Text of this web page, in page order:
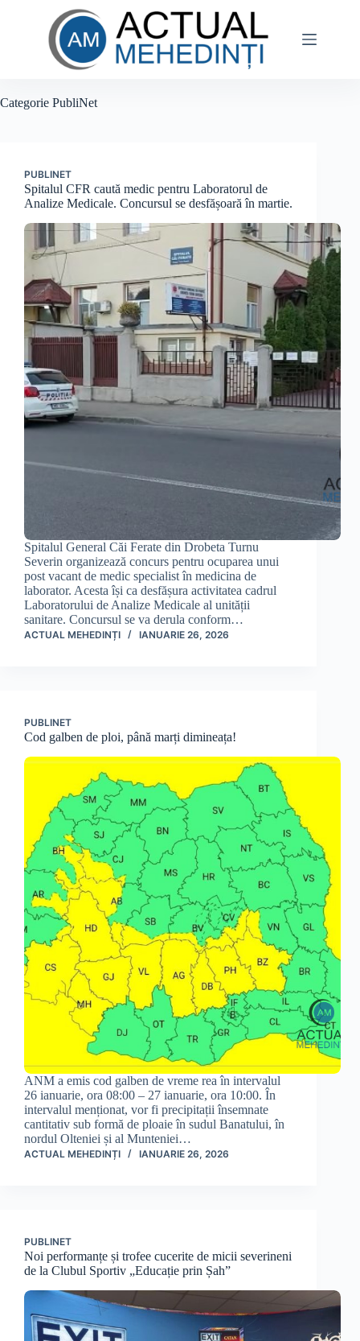
Categorie PubliNet
PUBLINET
Spitalul CFR caută medic pentru Laboratorul de
Analize Medicale. Concursul se desfășoară în martie.
Spitalul General Căi Ferate din Drobeta Turnu
Severin organizează concurs pentru ocuparea unui
post vacant de medic specialist în medicina de
laborator. Acesta își ca desfășura activitatea cadrul
Laboratorului de Analize Medicale al unității
sanitare. Concursul se va derula conform…
ACTUAL MEHEDINȚI IANUARIE 26, 2026
PUBLINET
Cod galben de ploi, până marți dimineața!
ANM a emis cod galben de vreme rea în intervalul
26 ianuarie, ora 08:00 – 27 ianuarie, ora 10:00. În
intervalul menționat, vor fi precipitații însemnate
cantitativ sub formă de ploaie în sudul Banatului, în
nordul Olteniei și al Munteniei…
ACTUAL MEHEDINȚI IANUARIE 26, 2026
PUBLINET
Noi performanțe și trofee cucerite de micii severineni
de la Clubul Sportiv „Educație prin Șah”